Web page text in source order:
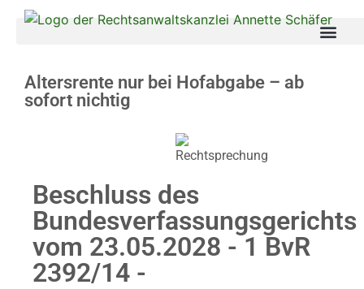
Altersrente nur bei Hofabgabe – ab
sofort nichtig
Beschluss des
Bundesverfassungsgerichts
vom 23.05.2028 - 1 BvR
2392/14 -